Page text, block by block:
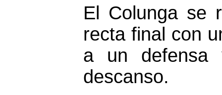
El Colunga se
recta final con
a un defensa
descanso.